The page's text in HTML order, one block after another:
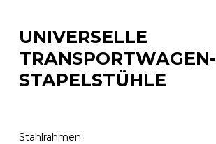
UNIVERSELLE
TRANSPORTWAGEN-
STAPELSTÜHLE
Stahlrahmen